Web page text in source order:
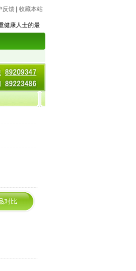
反馈 收藏本站
健康人士的最